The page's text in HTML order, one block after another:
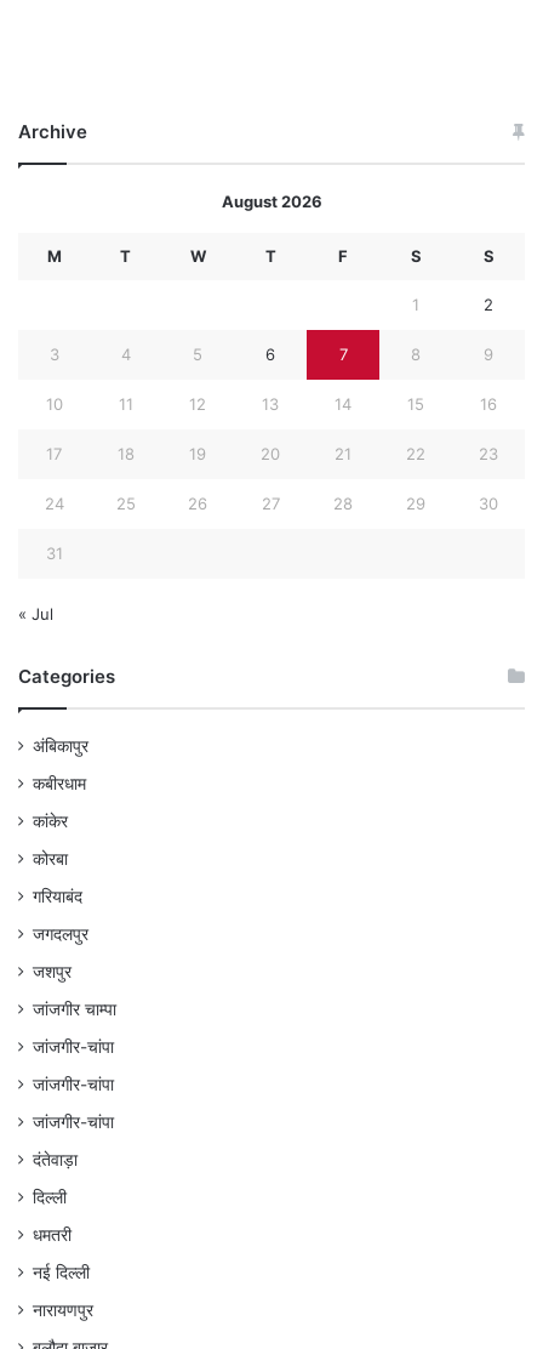
Archive
August 2026
M T W T F S S
1 2
3 4 5 6 7 8 9
10 11 12 13 14 15 16
17 18 19 20 21 22 23
24 25 26 27 28 29 30
31
« Jul
Categories
अंबिकापुर
कबीरधाम
कांकेर
कोरबा
गरियाबंद
जगदलपुर
जशपुर
जांजगीर चाम्पा
जांजगीर-चांपा
जांजगीर-चांपा
जांजगीर-चांपा
दंतेवाड़ा
दिल्ली
धमतरी
नई दिल्ली
नारायणपुर